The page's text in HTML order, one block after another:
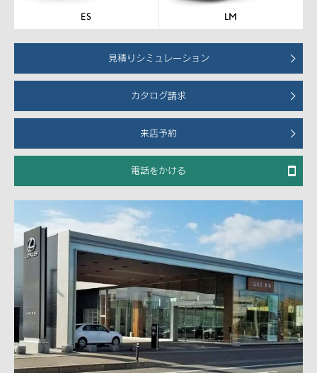
見積りシミュレーション
カタログ請求
来店予約
電話をかける